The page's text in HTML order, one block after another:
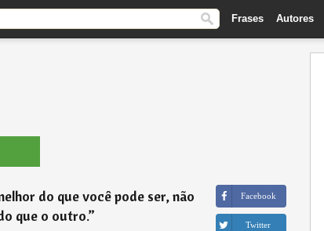
Frases Autores
do que você pode ser, não
que o outro.”
Facebook
Twitter